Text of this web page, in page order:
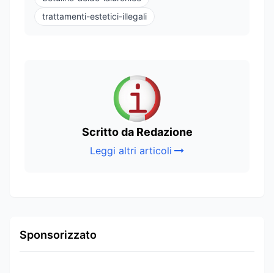
trattamenti-estetici-illegali
Scritto da Redazione
Leggi altri articoli
Sponsorizzato